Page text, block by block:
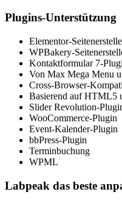
Plugins-Unterstützung
Elementor-
WPBakery-
Kontaktformular 7-
Von Max Mega Menu
Cross-Browser-
Basierend auf HTML5
Slider Revolution-
WooCommerce-Plugin
Event-Kalender-Plugin
bbPress-Plugin
Terminbuchung
WPML
Labpeak das beste